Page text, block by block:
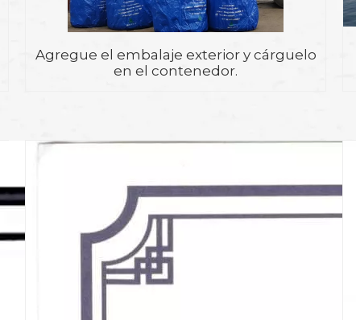
Agregue el embalaje exterior y cárguelo
en el contenedor.